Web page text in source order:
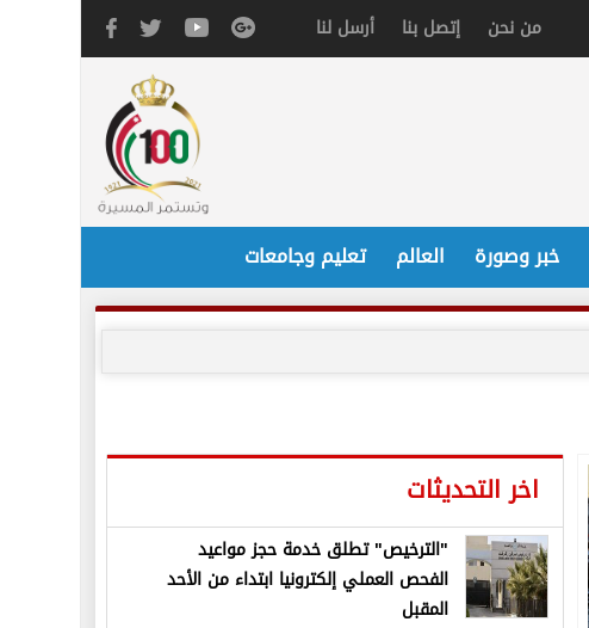
من نحن إتصل بنا أرسل لنا
خبر وصورة العالم تعليم وجامعات
اخر التحديثات
"الترخيص" تطلق خدمة حجز مواعيد
الفحص العملي إلكترونيا ابتداء من الأحد
المقبل